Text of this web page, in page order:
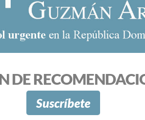
DE
Suscríbete